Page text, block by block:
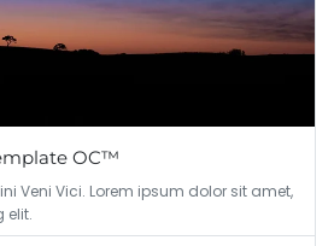
OC™
Veni Vici. Lorem ipsum dolor sit amet,
elit.